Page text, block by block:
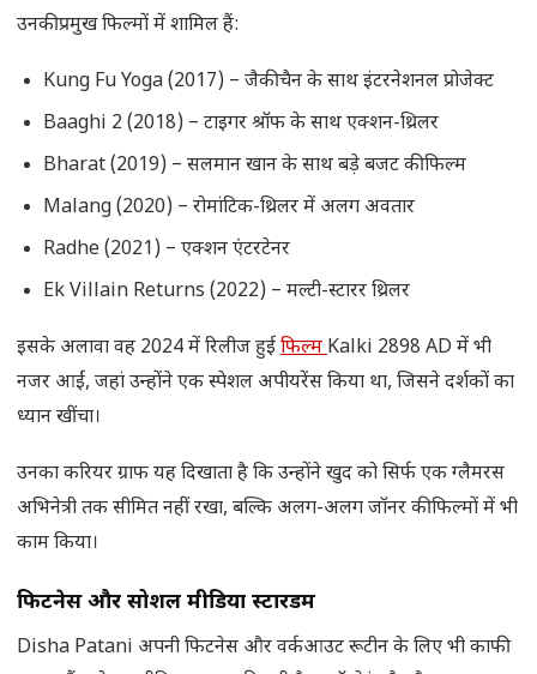
उनकी प्रमुख फिल्मों में शामिल हैं:
Kung Fu Yoga (2017) – जैकी चैन के साथ इंटरनेशनल प्रोजेक्ट
Baaghi 2 (2018) – टाइगर श्रॉफ के साथ एक्शन-थ्रिलर
Bharat (2019) – सलमान खान के साथ बड़े बजट की फिल्म
Malang (2020) – रोमांटिक-थ्रिलर में अलग अवतार
Radhe (2021) – एक्शन एंटरटेनर
Ek Villain Returns (2022) – मल्टी-स्टारर थ्रिलर
इसके अलावा वह 2024 में रिलीज हुईफिल्मKalki 2898 AD में भी
नजर आईं, जहां उन्होंने एक स्पेशल अपीयरेंस किया था, जिसने दर्शकों का
ध्यान खींचा।
उनका करियर ग्राफ यह दिखाता है कि उन्होंने खुद को सिर्फ एक ग्लैमरस
अभिनेत्री तक सीमित नहीं रखा, बल्कि अलग-अलग जॉनर की फिल्मों में भी
काम किया।
फिटनेस और सोशल मीडिया स्टारडम
Disha Patani अपनी फिटनेस और वर्कआउट रूटीन के लिए भी काफी